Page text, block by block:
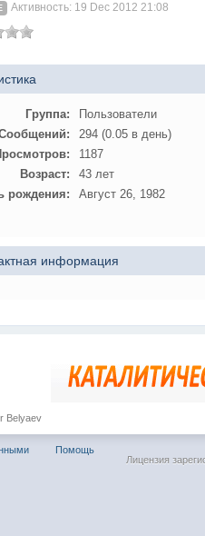
Активность: 19 Dec 2012 21:08
Группа:
Пользователи
294 (0.05 в день)
1187
Возраст:
43 лет
рождения:
Август 26, 1982
информация
Belyaev
Помощь
Лицензия